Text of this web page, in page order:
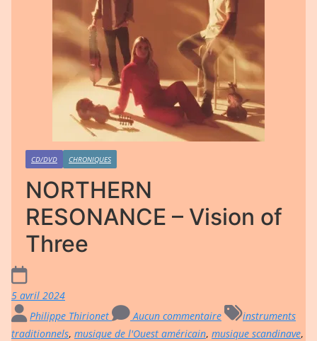
CD/DVD CHRONIQUES
NORTHERN
RESONANCE – Vision of
Three
5 avril 2024
Philippe Thirionet
Aucun commentaire
instruments
traditionnels, musique de l'Ouest américain, musique scandinave,